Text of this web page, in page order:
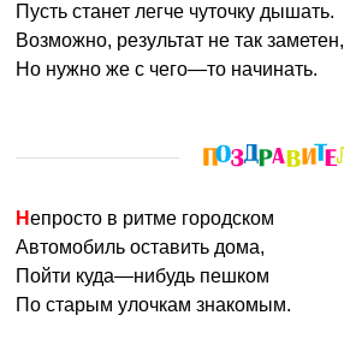
Пусть станет легче чуточку дышать.
Возможно, результат не так заметен,
Но нужно же с чего—то начинать.
Непросто в ритме городском
Автомобиль оставить дома,
Пойти куда—нибудь пешком
По старым улочкам знакомым.